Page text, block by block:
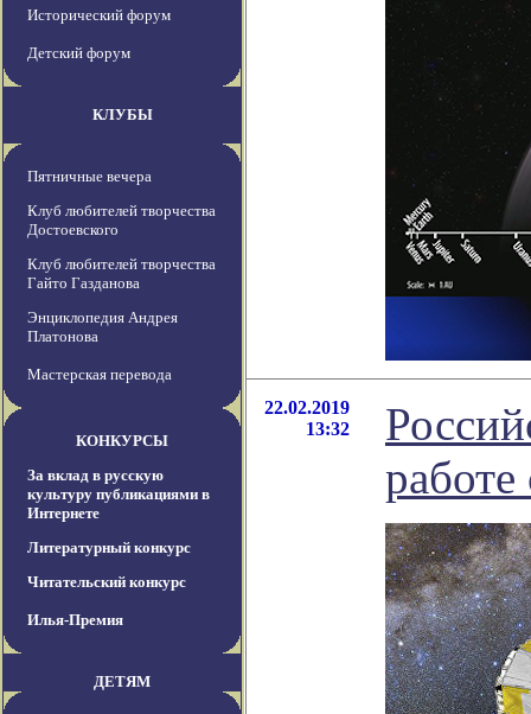
Исторический форум
Детский форум
КЛУБЫ
Пятничные вечера
Клуб любителей творчества
Достоевского
Клуб любителей творчества
Гайто Газданова
Энциклопедия Андрея
Платонова
Мастерская перевода
КОНКУРСЫ
За вклад в русскую
культуру публикациями в
Интернете
Литературный конкурс
Читательский конкурс
Илья-Премия
ДЕТЯМ
22.02.2019
13:32
работе